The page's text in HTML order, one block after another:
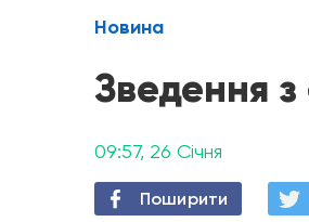
Новина
Зведення
09:57, 26 Січня
Поширити